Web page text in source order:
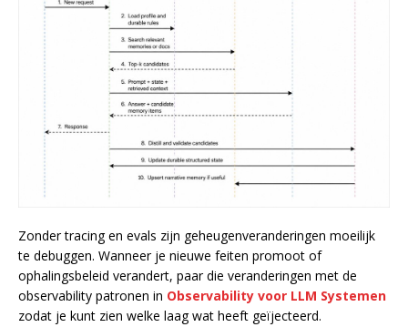
Zonder tracing en evals zijn geheugenveranderingen moeilijk
te debuggen. Wanneer je nieuwe feiten promoot of
ophalingsbeleid verandert, paar die veranderingen met de
observability patronen in Observability voor LLM Systemen
zodat je kunt zien welke laag wat heeft geïjecteerd.